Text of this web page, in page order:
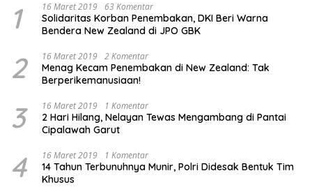
1 16 Maret 2019 63 Komentar
Solidaritas Korban Penembakan, DKI Beri Warna
Bendera New Zealand di JPO GBK
2 16 Maret 2019 2 Komentar
Menag Kecam Penembakan di New Zealand: Tak
Berperikemanusiaan!
3 16 Maret 2019 1 Komentar
2 Hari Hilang, Nelayan Tewas Mengambang di Pantai
Cipalawah Garut
4 16 Maret 2019 1 Komentar
14 Tahun Terbunuhnya Munir, Polri Didesak Bentuk Tim
Khusus